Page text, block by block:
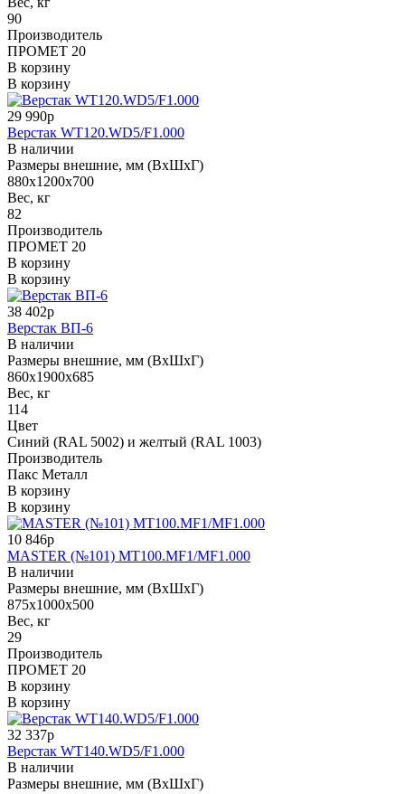
90
Производитель
ПРОМЕТ 20
В корзину
В корзину
29 990р
Верстак WT120.WD5/F1.000
В наличии
Размеры внешние, мм (ВхШхГ)
880x1200x700
Вес, кг
82
Производитель
ПРОМЕТ 20
В корзину
В корзину
38 402р
Верстак ВП-6
В наличии
Размеры внешние, мм (ВхШхГ)
860х1900х685
Вес, кг
114
Цвет
Синий (RAL 5002) и желтый (RAL 1003)
Производитель
Пакс Металл
В корзину
В корзину
10 846р
MASTER (№101) MT100.MF1/MF1.000
В наличии
Размеры внешние, мм (ВхШхГ)
875x1000x500
Вес, кг
29
Производитель
ПРОМЕТ 20
В корзину
В корзину
32 337р
Верстак WT140.WD5/F1.000
В наличии
Размеры внешние, мм (ВхШхГ)